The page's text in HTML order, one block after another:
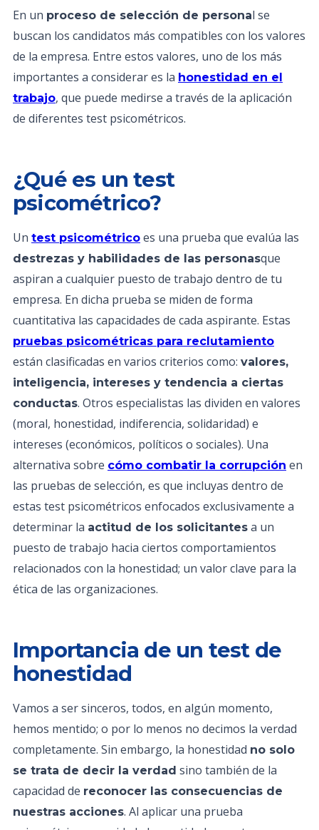
En un proceso de selección de personal se
buscan los candidatos más compatibles con los valores
de la empresa. Entre estos valores, uno de los más
importantes a considerar es la honestidad en el
trabajo, que puede medirse a través de la aplicación
de diferentes test psicométricos.
¿Qué es un test
psicométrico?
Un test psicométrico es una prueba que evalúa las
destrezas y habilidades de las personasque
aspiran a cualquier puesto de trabajo dentro de tu
empresa. En dicha prueba se miden de forma
cuantitativa las capacidades de cada aspirante. Estas
pruebas psicométricas para reclutamiento
están clasificadas en varios criterios como: valores,
inteligencia, intereses y tendencia a ciertas
conductas. Otros especialistas las dividen en valores
(moral, honestidad, indiferencia, solidaridad) e
intereses (económicos, políticos o sociales). Una
alternativa sobre cómo combatir la corrupción en
las pruebas de selección, es que incluyas dentro de
estas test psicométricos enfocados exclusivamente a
determinar la actitud de los solicitantes a un
puesto de trabajo hacia ciertos comportamientos
relacionados con la honestidad; un valor clave para la
ética de las organizaciones.
Importancia de un test de
honestidad
Vamos a ser sinceros, todos, en algún momento,
hemos mentido; o por lo menos no decimos la verdad
completamente. Sin embargo, la honestidad no solo
se trata de decir la verdad sino también de la
capacidad de reconocer las consecuencias de
nuestras acciones. Al aplicar una prueba